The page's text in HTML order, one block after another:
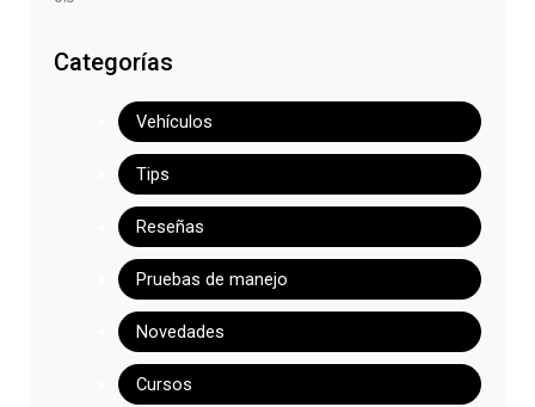
Categorías
Vehículos
Tips
Reseñas
Pruebas de manejo
Novedades
Cursos